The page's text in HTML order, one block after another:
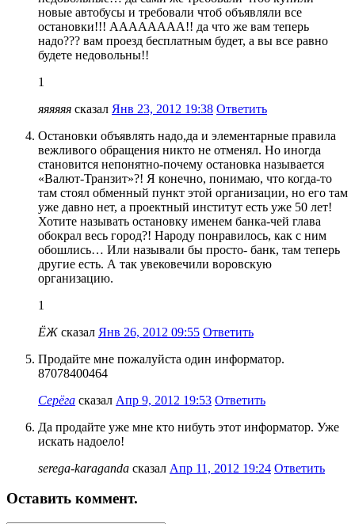
новые автобусы и требовали чтоб объявляли все
остановки!!! АААААААА!! да что же вам теперь
надо??? вам проезд бесплатным будет, а вы все равно
будете недовольны!!
1
яяяяяя сказал Янв 23, 2012 19:38 Ответить
Остановки объявлять надо,да и элементарные правила
вежливого обращения никто не отменял. Но иногда
становится непонятно-почему остановка называется
«Валют-Транзит»?! Я конечно, понимаю, что когда-то
там стоял обменный пункт этой организации, но его там
уже давно нет, а проектный институт есть уже 50 лет!
Хотите называть остановку именем банка-чей глава
обокрал весь город?! Народу понравилось, как с ним
обошлись… Или называли бы просто- банк, там теперь
другие есть. А так увековечили воровскую
организацию.
1
ЁЖ сказал Янв 26, 2012 09:55 Ответить
Продайте мне пожалуйста один информатор.
87078400464
Серёга сказал Апр 9, 2012 19:53 Ответить
Да продайте уже мне кто нибуть этот информатор. Уже
искать надоело!
serega-karaganda сказал Апр 11, 2012 19:24 Ответить
Оставить коммент.